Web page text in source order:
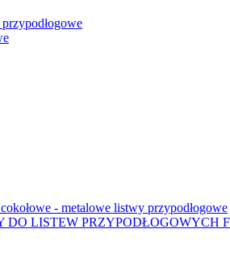
- metalowe listwy przypodłogowe